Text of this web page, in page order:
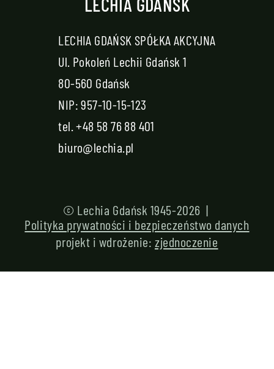
LECHIA GDAŃSK SPÓŁKA AKCYJNA
Ul. Pokoleń Lechii Gdańsk 1
80-560 Gdańsk
NIP: 957-10-15-123
tel.+48 58 76 88 401
biuro@lechia.pl
© Lechia Gdańsk 1945-2026 |
Polityka prywatności i bezpieczeństwo danych
projekt i wdrożenie: zjednoczenie